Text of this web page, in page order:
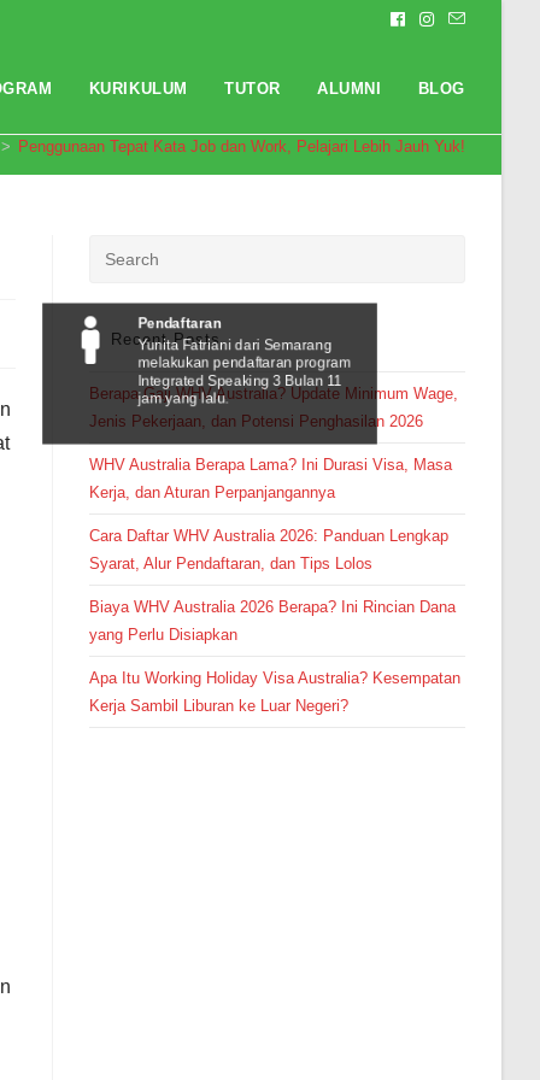
KURIKULUM TUTOR ALUMNI BLOG
> Penggunaan Tepat Kata Job dan Work, Pelajari Lebih Jauh Yuk!
Recent Posts
Berapa Gaji WHV Australia? Update Minimum Wage,
Jenis Pekerjaan, dan Potensi Penghasilan 2026
WHV Australia Berapa Lama? Ini Durasi Visa, Masa
Kerja, dan Aturan Perpanjangannya
Cara Daftar WHV Australia 2026: Panduan Lengkap
Syarat, Alur Pendaftaran, dan Tips Lolos
Biaya WHV Australia 2026 Berapa? Ini Rincian Dana
yang Perlu Disiapkan
Apa Itu Working Holiday Visa Australia? Kesempatan
Kerja Sambil Liburan ke Luar Negeri?
Pendaftaran
Yunita Fatriani dari Semarang
melakukan pendaftaran program
Integrated Speaking 3 Bulan 11
jam yang lalu.